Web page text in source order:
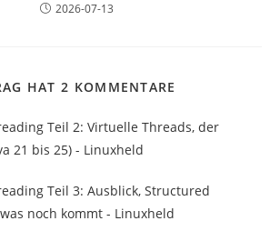
2026-07-13
HAT 2 KOMMENTARE
Teil 2: Virtuelle Threads, der
21 bis 25) - Linuxheld
Teil 3: Ausblick, Structured
noch kommt - Linuxheld